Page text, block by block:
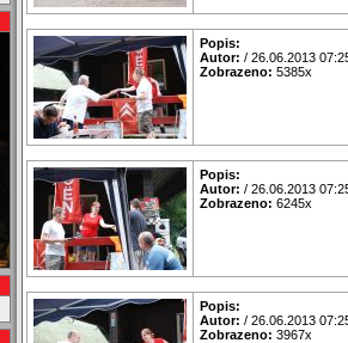
Popis:
Autor: / 26.06.2013
Zobrazeno: 5385x
Popis:
Autor: / 26.06.2013
Zobrazeno: 6245x
Popis:
Autor: / 26.06.2013
Zobrazeno: 3967x